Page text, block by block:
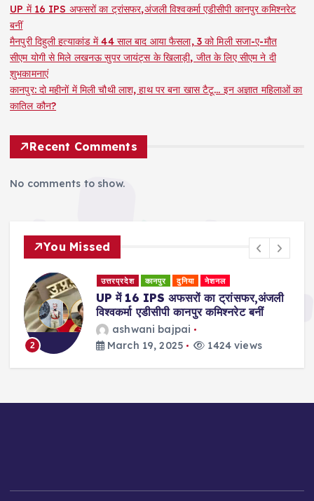
UP में 16 IPS अफसरों का ट्रांसफर,अंजली विश्वकर्मा एडीसीपी कानपुर कमिश्नरेट
बनीं
मैनपुरी दिहुली हत्याकांड में 44 साल बाद आया फैसला, 3 को मिली सजा-ए-मौत
सीएम योगी से मिले लखनऊ सुपर जायंट्स के खिलाड़ी, जीत के लिए सीएम ने दी
शुभकामनाएं
कानपुर: दो महीनों में मिली चौथी लाश, हाथ पर बना खास टैटू… इन अज्ञात महिलाओं का
कातिल कौन?
Recent Comments
No comments to show.
You Missed
2
उत्तरप्रदेश कानपुर दुनिया नेशनल
UP में 16 IPS अफसरों का ट्रांसफर,अंजली
विश्वकर्मा एडीसीपी कानपुर कमिश्नरेट बनीं
ashwani bajpai
March 19, 2025
1424 views